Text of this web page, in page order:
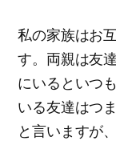
私の家族はお
す。両親は友
にいるといつ
いる友達はつ
と言いますが